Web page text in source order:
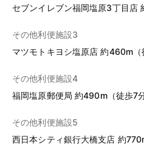
セブンイレブン福岡塩原3丁目店
その他利便施設3
マツモトキヨシ塩原店 約460m（
その他利便施設4
福岡塩原郵便局 約490m（徒歩7分
その他利便施設5
西日本シティ銀行大橋支店 約